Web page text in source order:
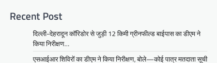
Recent Post
दिल्ली-देहरादून कॉरिडोर से जुड़ी 12 किमी ग्रीनफील्ड बाईपास का डीएम ने
किया निरीक्षण…
एसआईआर शिविरों का डीएम ने किया निरीक्षण, बोले—कोई पात्र मतदाता सूची